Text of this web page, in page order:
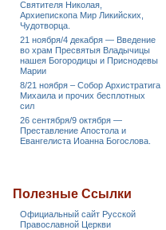
Святителя Николая,
Архиепископа Мир Ликийских,
Чудотворца.
21 ноября/4 декабря — Введение
во храм Пресвятыя Владычицы
нашея Богородицы и Приснодевы
Марии
8/21 ноября – Собор Архистратига
Михаила и прочих бесплотных
сил
26 сентября/9 октября —
Преставление Апостола и
Евангелиста Иоанна Богослова.
Полезные Ссылки
Официальный сайт Русской
Православной Церкви